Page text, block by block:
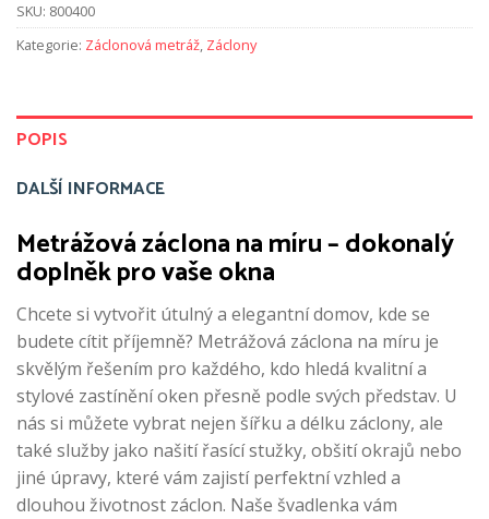
SKU: 800400
Kategorie: Záclonová metráž, Záclony
POPIS
DALŠÍ INFORMACE
Metrážová záclona na míru – dokonalý
doplněk pro vaše okna
Chcete si vytvořit útulný a elegantní domov, kde se
budete cítit příjemně? Metrážová záclona na míru je
skvělým řešením pro každého, kdo hledá kvalitní a
stylové zastínění oken přesně podle svých představ. U
nás si můžete vybrat nejen šířku a délku záclony, ale
také služby jako našití řasící stužky, obšití okrajů nebo
jiné úpravy, které vám zajistí perfektní vzhled a
dlouhou životnost záclon. Naše švadlenka vám